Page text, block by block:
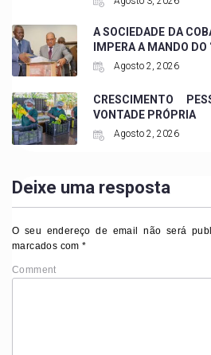
A SOCIEDADE DA
IMPERA A MANDO DO
Agosto 2, 2026
CRESCIMENTO
VONTADE PRÓPRIA
Agosto 2, 2026
Deixe uma resposta
O seu endereço de email não será
marcados com*
Comment